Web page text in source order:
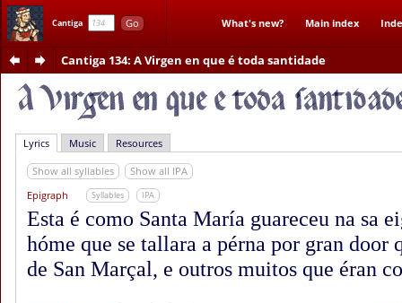
Cantiga Go What's new? Main index
Cantiga 134: A Virgen en que é toda santidade
Lyrics Music Resources
Show all syllables
Show all IPA
Epigraph
Syllables IPA
Esta é como Santa María guareceu na sa
hóme que se tallara a pérna por gran door
de San Marçal, e outros muitos que éran